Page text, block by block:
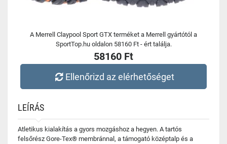
A Merrell Claypool Sport GTX terméket a Merrell gyártótól a
SportTop.hu oldalon 58160 Ft - ért találja.
58160 Ft
Ellenőrizd az elérhetőséget
LEÍRÁS
Atletikus kialakítás a gyors mozgáshoz a hegyen. A tartós
felsőrész Gore-Tex® membránnal, a támogató középtalp és a